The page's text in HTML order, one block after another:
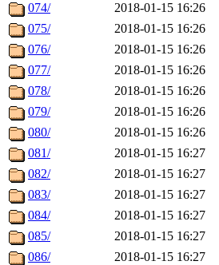
074/
2018-01-15 16:26
075/
2018-01-15 16:26
076/
2018-01-15 16:26
077/
2018-01-15 16:26
078/
2018-01-15 16:26
079/
2018-01-15 16:26
080/
2018-01-15 16:26
081/
2018-01-15 16:27
082/
2018-01-15 16:27
083/
2018-01-15 16:27
084/
2018-01-15 16:27
085/
2018-01-15 16:27
086/
2018-01-15 16:27